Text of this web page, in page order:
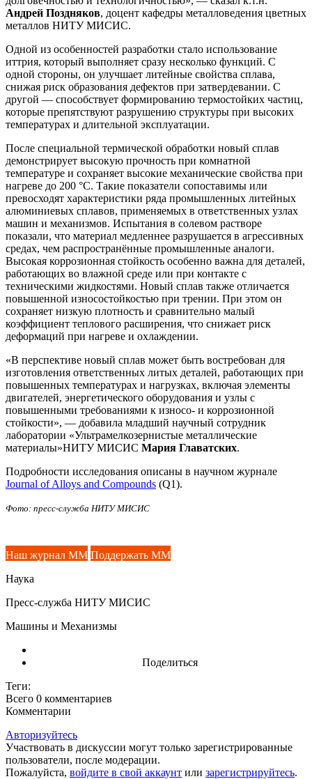
Андрей Поздняков, доцент кафедры металловедения цветных
металлов НИТУ МИСИС.
Одной из особенностей разработки стало использование
иттрия, который выполняет сразу несколько функций. С
одной стороны, он улучшает литейные свойства сплава,
снижая риск образования дефектов при затвердевании. С
другой — способствует формированию термостойких частиц,
которые препятствуют разрушению структуры при высоких
температурах и длительной эксплуатации.
После специальной термической обработки новый сплав
демонстрирует высокую прочность при комнатной
температуре и сохраняет высокие механические свойства при
нагреве до 200 °C. Такие показатели сопоставимы или
превосходят характеристики ряда промышленных литейных
алюминиевых сплавов, применяемых в ответственных узлах
машин и механизмов. Испытания в солевом растворе
показали, что материал медленнее разрушается в агрессивных
средах, чем распространённые промышленные аналоги.
Высокая коррозионная стойкость особенно важна для деталей,
работающих во влажной среде или при контакте с
техническими жидкостями. Новый сплав также отличается
повышенной износостойкостью при трении. При этом он
сохраняет низкую плотность и сравнительно малый
коэффициент теплового расширения, что снижает риск
деформаций при нагреве и охлаждении.
«В перспективе новый сплав может быть востребован для
изготовления ответственных литых деталей, работающих при
повышенных температурах и нагрузках, включая элементы
двигателей, энергетического оборудования и узлы с
повышенными требованиями к износо- и коррозионной
стойкости», — добавила младший научный сотрудник
лаборатории «Ультрамелкозернистые металлические
материалы»НИТУ МИСИС Мария Главатских.
Подробности исследования описаны в научном журнале
Journal of Alloys and Compounds (Q1).
Фото: пресс-служба НИТУ МИСИС
Наш журнал ММ Поддержать ММ
Наука
Пресс-служба НИТУ МИСИС
Машины и Механизмы
Поделиться
Теги:
Всего 0 комментариев
Комментарии
Авторизуйтесь
Участвовать в дискуссии могут только зарегистрированные
пользователи, после модерации.
Пожалуйста, войдите в свой аккаунт или зарегистрируйтесь.